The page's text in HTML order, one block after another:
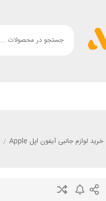
خرید لوازم جانبی آیفون اپل Apple /